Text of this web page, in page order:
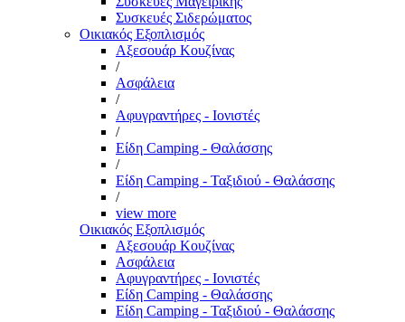
Συσκευές Σιδερώματος
Οικιακός Εξοπλισμός
Αξεσουάρ Κουζίνας
/
Ασφάλεια
/
Αφυγραντήρες - Ιονιστές
/
Είδη Camping - Θαλάσσης
/
Είδη Camping - Ταξιδιού - Θαλάσσης
/
view more
Οικιακός Εξοπλισμός
Αξεσουάρ Κουζίνας
Ασφάλεια
Αφυγραντήρες - Ιονιστές
Είδη Camping - Θαλάσσης
Είδη Camping - Ταξιδιού - Θαλάσσης